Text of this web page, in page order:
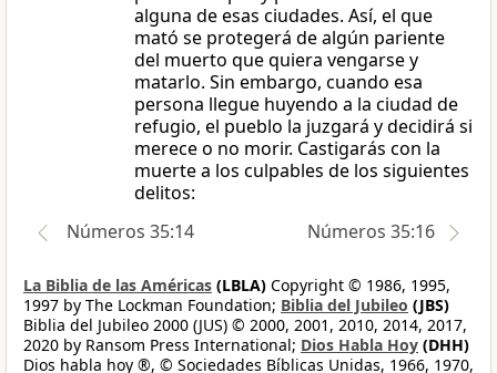
alguna de esas ciudades. Así, el que
mató se protegerá de algún pariente
del muerto que quiera vengarse y
matarlo. Sin embargo, cuando esa
persona llegue huyendo a la ciudad de
refugio, el pueblo la juzgará y decidirá si
merece o no morir. Castigarás con la
muerte a los culpables de los siguientes
delitos:
Números 35:14
Números 35:16
La Biblia de las Américas (LBLA) Copyright © 1986, 1995,
1997 by The Lockman Foundation; Biblia del Jubileo (JBS)
Biblia del Jubileo 2000 (JUS) © 2000, 2001, 2010, 2014, 2017,
2020 by Ransom Press International; Dios Habla Hoy (DHH)
Dios habla hoy ®, © Sociedades Bíblicas Unidas, 1966, 1970,